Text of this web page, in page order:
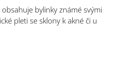
bylinky známé svými
pleti se sklony k akné či u